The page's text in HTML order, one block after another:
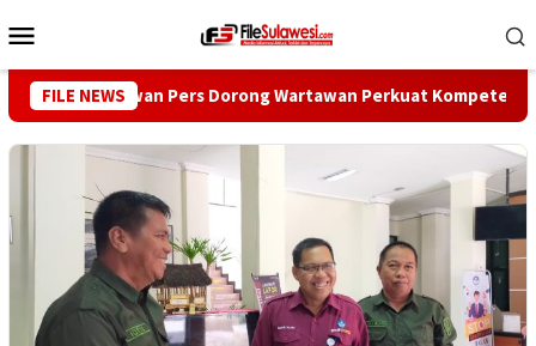
ke
Mobile
FILE NEWS
Dewan Pers Dorong Wartawan Perkuat Kompetensi